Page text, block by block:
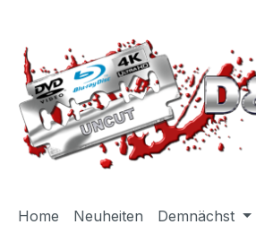
Home Neuheiten Demnächst